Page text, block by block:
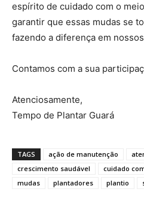
espírito de cuidado com o
garantir que essas mudas se
fazendo a diferença em
Contamos com a sua
Atenciosamente,
Tempo de Plantar Guará
TAGS ação de manutenção
crescimento saudável
cuidado
mudas
plantadores plantio